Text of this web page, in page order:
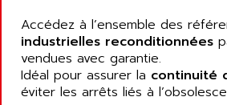
PROVIT
GRADIPAK
SIMATIC MP
MINI MAESTRO
ALIZEA
ALL TERMINALS
ALLEGRO MICROSYSTEMS
ALLEN
Accédez à l’ensemble des
industrielles reconditionnées
vendues avec garantie.
Idéal pour assurer la continuité
éviter les arrêts liés à